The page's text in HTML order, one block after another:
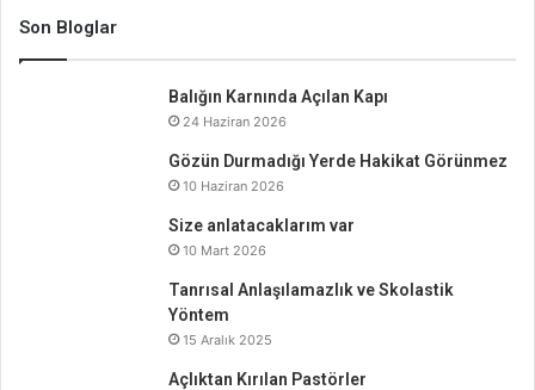
Son Bloglar
Balığın Karnında Açılan Kapı
24 Haziran 2026
Gözün Durmadığı Yerde Hakikat Görünmez
10 Haziran 2026
Size anlatacaklarım var
10 Mart 2026
Tanrısal Anlaşılamazlık ve Skolastik
Yöntem
15 Aralık 2025
Açlıktan Kırılan Pastörler